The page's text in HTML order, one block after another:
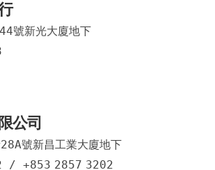
號新光大廈地下
公司
號新昌工業大廈地下
/ +853 2857 3202